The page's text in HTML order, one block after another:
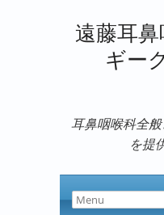
遠藤耳
ギー
耳鼻咽喉科全
を提